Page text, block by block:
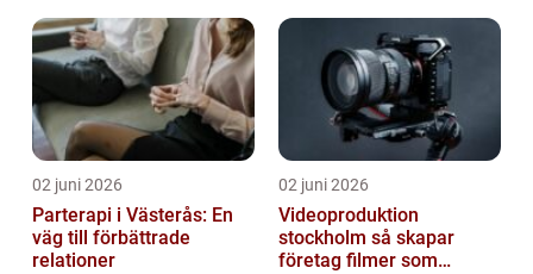
02 juni 2026
Parterapi i Västerås: En
väg till förbättrade
relationer
02 juni 2026
Videoproduktion
stockholm så skapar
företag filmer som